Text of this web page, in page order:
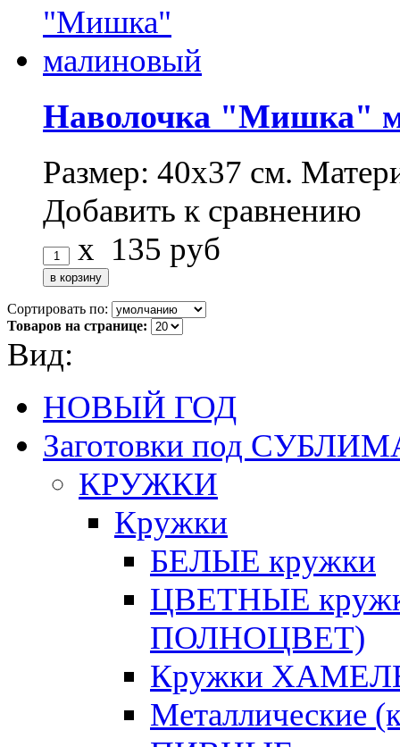
Наволочка "Мишка"
Размер: 40х37 см.
Добавить к сравнению
x 135 руб
Сортировать по:
Товаров на странице:
Вид:
НОВЫЙ ГОД
Заготовки под
КРУЖКИ
Кружки
БЕЛЫЕ кружки
ЦВЕТНЫЕ
ПОЛНОЦВЕТ)
Кружки
Металлические